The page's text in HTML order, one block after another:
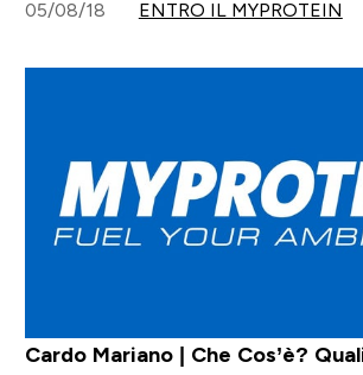
05/08/18 ENTRO IL MYPROTEIN
Cardo Mariano | Che Cos’è?